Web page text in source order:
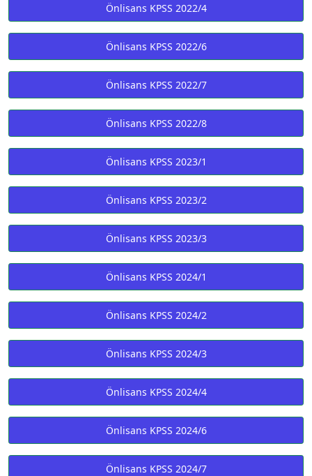
Önlisans KPSS 2022/4
Önlisans KPSS 2022/6
Önlisans KPSS 2022/7
Önlisans KPSS 2022/8
Önlisans KPSS 2023/1
Önlisans KPSS 2023/2
Önlisans KPSS 2023/3
Önlisans KPSS 2024/1
Önlisans KPSS 2024/2
Önlisans KPSS 2024/3
Önlisans KPSS 2024/4
Önlisans KPSS 2024/6
Önlisans KPSS 2024/7